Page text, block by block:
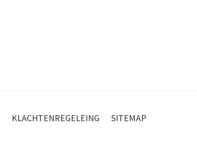
KLACHTENREGELEING SITEMAP